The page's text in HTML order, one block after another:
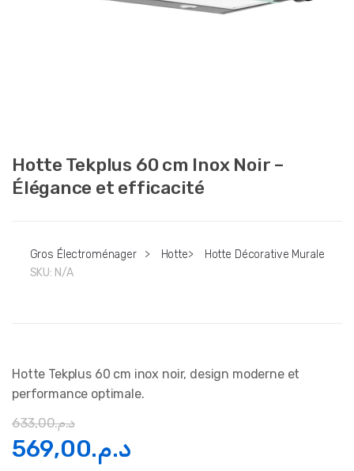
Hotte Tekplus 60 cm Inox Noir –
Élégance et efficacité
Gros Électroménager > Hotte>
Hotte Décorative Murale
SKU: N/A
Hotte Tekplus 60 cm inox noir, design moderne et
performance optimale.
د.م.633,00
Le
د.م.569,00